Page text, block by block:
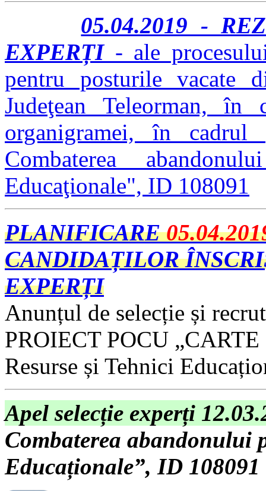
05.04.2019 -
EXPERȚI- ale
pentru posturile vacate
Judeţean Teleorman,
organigramei, în
Combaterea
Educaţionale", ID 108091
PLANIFICARE
CANDIDAȚILOR
EXPERȚI
Anunțul de selecție și
PROIECT POCU
Resurse și Tehnici
Apel selecție experți
Combaterea abandonului
Educaționale”, ID 108091